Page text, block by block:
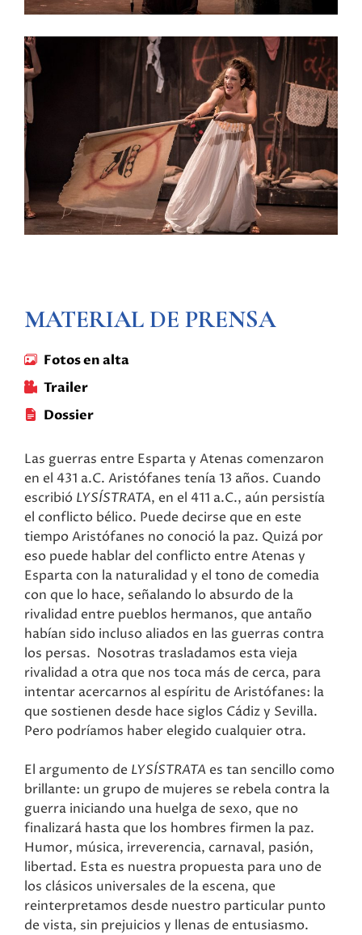
MATERIAL DE PRENSA
Fotos en alta
Trailer
Dossier
Las guerras entre Esparta y Atenas comenzaron
en el 431 a.C. Aristófanes tenía 13 años. Cuando
escribió LYSÍSTRATA, en el 411 a.C., aún persistía
el conflicto bélico. Puede decirse que en este
tiempo Aristófanes no conoció la paz. Quizá por
eso puede hablar del conflicto entre Atenas y
Esparta con la naturalidad y el tono de comedia
con que lo hace, señalando lo absurdo de la
rivalidad entre pueblos hermanos, que antaño
habían sido incluso aliados en las guerras contra
los persas. Nosotras trasladamos esta vieja
rivalidad a otra que nos toca más de cerca, para
intentar acercarnos al espíritu de Aristófanes: la
que sostienen desde hace siglos Cádiz y Sevilla.
Pero podríamos haber elegido cualquier otra.
El argumento de LYSÍSTRATA es tan sencillo como
brillante: un grupo de mujeres se rebela contra la
guerra iniciando una huelga de sexo, que no
finalizará hasta que los hombres firmen la paz.
Humor, música, irreverencia, carnaval, pasión,
libertad. Esta es nuestra propuesta para uno de
los clásicos universales de la escena, que
reinterpretamos desde nuestro particular punto
de vista, sin prejuicios y llenas de entusiasmo.